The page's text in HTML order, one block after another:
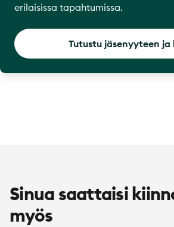
erilaisissa tapahtumissa.
Tutustu jäsenyyteen ja
Sinua saattaisi
myös